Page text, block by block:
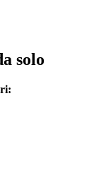
solo